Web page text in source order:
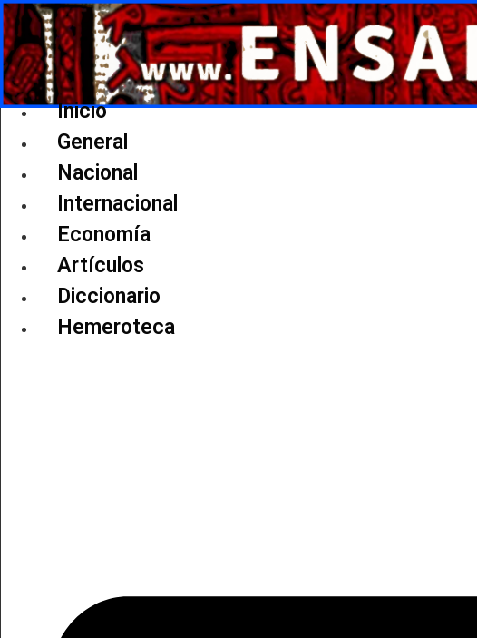
Ir
al
contenido
Inicio
General
Nacional
Internacional
Economía
Artículos
Diccionario
Hemeroteca